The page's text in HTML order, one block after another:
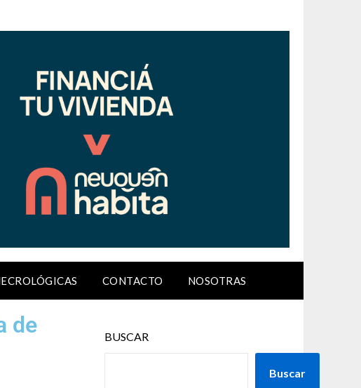
CONTACTO NOSOTRAS
de
BUSCAR
Buscar